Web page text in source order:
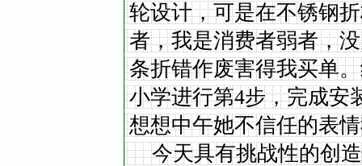
轮设计，可是在不锈钢
者，我是消费者弱者，
条折错作废害得我买单
小学进行第4步，完成安
想想中午她不信任的表
今天具有挑战性的创造